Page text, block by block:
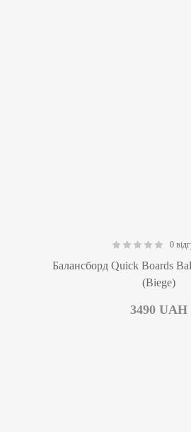
0
Балансборд Quick Boards
(Biege)
3490 UAH